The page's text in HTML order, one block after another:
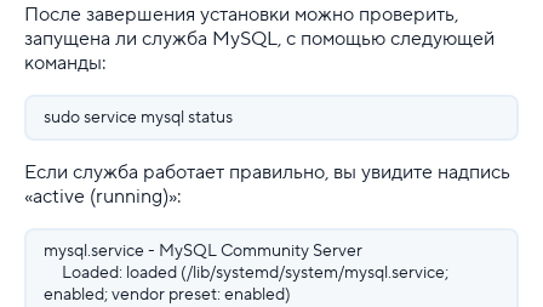
После завершения установки можно проверить,
запущена ли служба MySQL, с помощью следующей
команды:
sudo service mysql status
Если служба работает правильно, вы увидите надпись
«active (running)»:
mysql.service - MySQL Community Server
Loaded: loaded (/lib/systemd/system/mysql.service;
enabled; vendor preset: enabled)